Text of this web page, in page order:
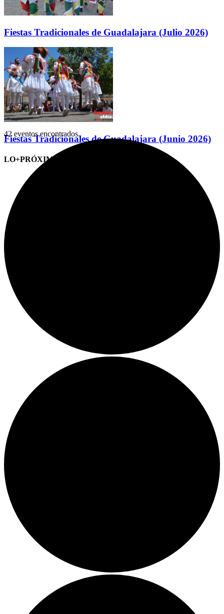
Fiestas Tradicionales de Guadalajara (Julio 2026)
Fiestas Tradicionales de Guadalajara (Junio 2026)
LO+PRÓXIMO (CITAS)
42 eventos encontrados.